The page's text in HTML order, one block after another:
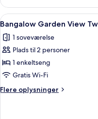
with
fan
Indlæs
alle
billeder
af
Bangalow
Garden
View
Twin
1
Bangalow Garden View
1 soveværelse
Plads til 2 personer
1 enkeltseng
Gratis Wi-Fi
Flere oplysninger
Flere